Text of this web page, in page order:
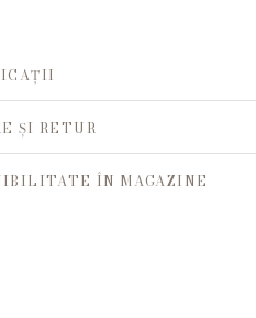
ȘI RETUR
ÎN MAGAZINE